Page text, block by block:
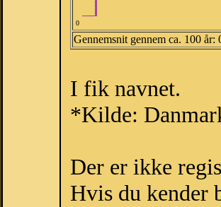
0
Gennemsnit gennem ca. 100
I fik navnet.
*Kilde:
Der er ikke
Hvis du kender